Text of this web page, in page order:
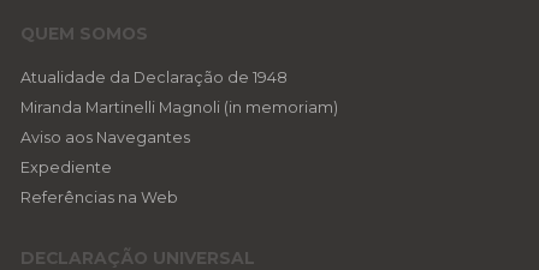
QUEM SOMOS
Atualidade da Declaração de 1948
Miranda Martinelli Magnoli (in memoriam)
Aviso aos Navegantes
Expediente
Referências na Web
DECLARAÇÃO UNIVERSAL